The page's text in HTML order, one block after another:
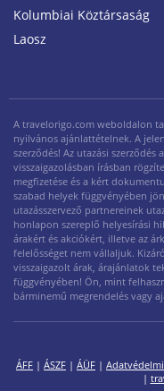
Kolumbiai Köztársaság
Laosz
A travelorigo.com weboldalon
nyilvános ajánlattételnek. A
szerződés! Az utazási
visszaigazolásban írásban
megfizetése és a kért
szabad helyek függvényében
utazásszervező partnereinek
honlapon szereplő helyesírási
árakért és akciókért, illetve az
felelősséget nem vállaljuk.
visszaigazolt árak, árajánlatok
függvényében! Ön, mint
bárminemű megrendelés vagy
ÁFF | ÁSZF | ÁÜF |
|